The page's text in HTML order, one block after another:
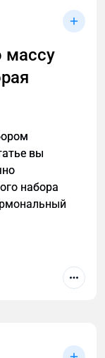
особый
и
массу
вы
набора